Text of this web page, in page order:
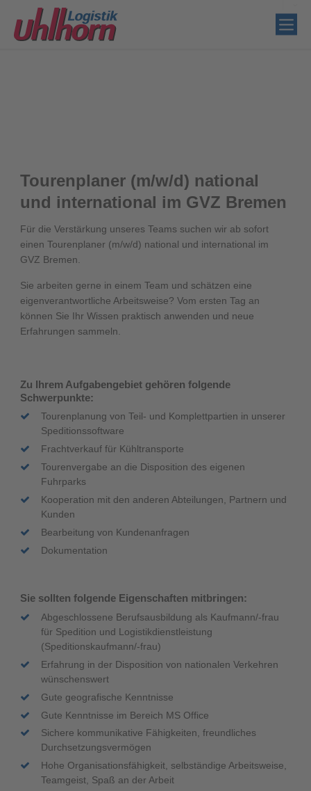
Tourenplaner (m/w/d) national
und international im GVZ Bremen
Für die Verstärkung unseres Teams suchen wir ab sofort
einen Tourenplaner (m/w/d) national und international im
GVZ Bremen.
Sie arbeiten gerne in einem Team und schätzen eine
eigenverantwortliche Arbeitsweise? Vom ersten Tag an
können Sie Ihr Wissen praktisch anwenden und neue
Erfahrungen sammeln.
Zu Ihrem Aufgabengebiet gehören folgende
Schwerpunkte:
Tourenplanung von Teil- und Komplettpartien in unserer
Speditionssoftware
Frachtverkauf für Kühltransporte
Tourenvergabe an die Disposition des eigenen
Fuhrparks
Kooperation mit den anderen Abteilungen, Partnern und
Kunden
Bearbeitung von Kundenanfragen
Dokumentation
Sie sollten folgende Eigenschaften mitbringen:
Abgeschlossene Berufsausbildung als Kaufmann/-frau
für Spedition und Logistikdienstleistung
(Speditionskaufmann/-frau)
Erfahrung in der Disposition von nationalen Verkehren
wünschenswert
Gute geografische Kenntnisse
Gute Kenntnisse im Bereich MS Office
Sichere kommunikative Fähigkeiten, freundliches
Durchsetzungsvermögen
Hohe Organisationsfähigkeit, selbständige Arbeitsweise,
Teamgeist, Spaß an der Arbeit